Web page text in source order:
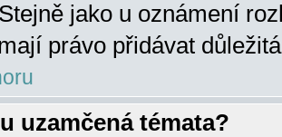
jako u oznámení
právo přidávat
uzamčená témata?